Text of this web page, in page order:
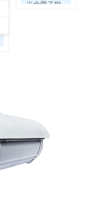
光合電子樹